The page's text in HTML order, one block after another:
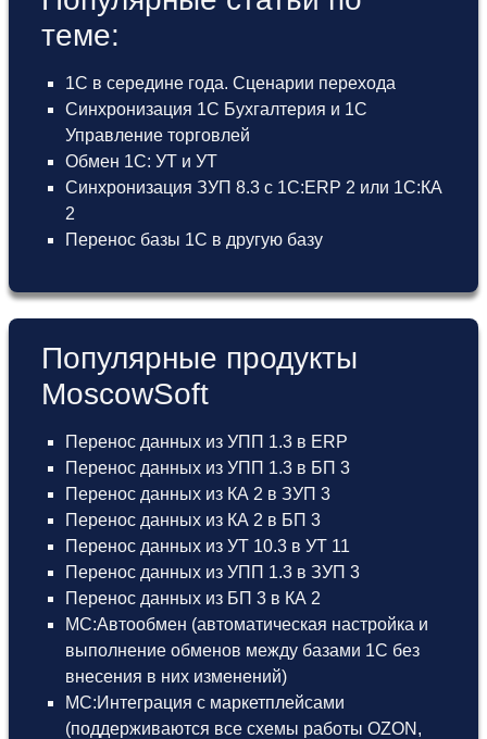
теме:
1С в середине года. Сценарии перехода
Синхронизация 1С Бухгалтерия и 1С
Управление торговлей
Обмен 1С: УТ и УТ
Синхронизация ЗУП 8.3 с 1С:ERP 2 или 1С:КА
2
Перенос базы 1С в другую базу
Популярные продукты
MoscowSoft
Перенос данных из УПП 1.3 в ERP
Перенос данных из УПП 1.3 в БП 3
Перенос данных из КА 2 в ЗУП 3
Перенос данных из КА 2 в БП 3
Перенос данных из УТ 10.3 в УТ 11
Перенос данных из УПП 1.3 в ЗУП 3
Перенос данных из БП 3 в КА 2
МС:Автообмен (автоматическая настройка и
выполнение обменов между базами 1С без
внесения в них изменений)
МС:Интеграция с маркетплейсами
(поддерживаются все схемы работы OZON,